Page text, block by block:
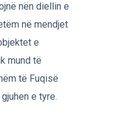
nën diellin e
në mendjet
e
mund të
të Fuqisë
e tyre.